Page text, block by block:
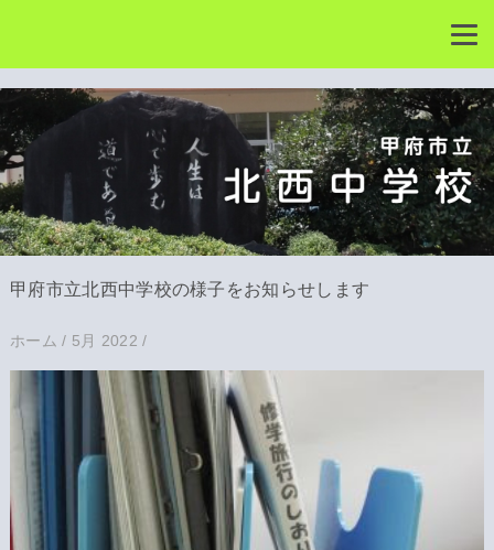
甲府市立北西中学校の様子をお知らせします
ホーム / 5月 2022 /